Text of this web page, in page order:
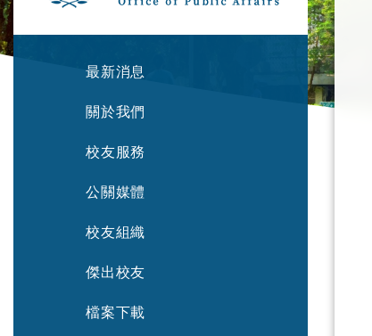
最新消息
關於我們
校友服務
公關媒體
校友組織
傑出校友
檔案下載